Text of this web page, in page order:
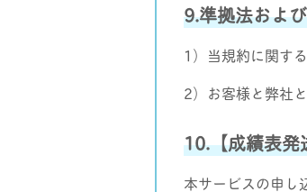
9.準拠法およ
1）当規約に関す
2）お客様と弊社
10.【成績表発
本サービスの申